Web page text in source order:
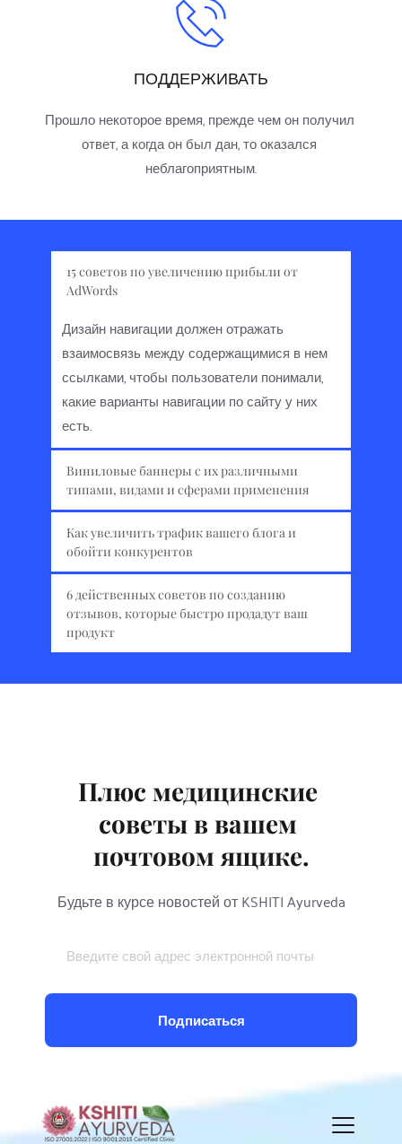
ПОДДЕРЖИВАТЬ
Прошло некоторое время, прежде чем он получил
ответ, а когда он был дан, то оказался
неблагоприятным.
15 советов по увеличению прибыли от
AdWords
Дизайн навигации должен отражать
взаимосвязь между содержащимися в нем
ссылками, чтобы пользователи понимали,
какие варианты навигации по сайту у них
есть.
Виниловые баннеры с их различными
типами, видами и сферами применения
Дизайн навигации должен отражать
взаимосвязь между содержащимися в нем
ссылками, чтобы пользователи понимали,
какие варианты навигации по сайту у них
есть.
Как увеличить трафик вашего блога и
обойти конкурентов
Дизайн навигации должен отражать
взаимосвязь между содержащимися в нем
ссылками, чтобы пользователи понимали,
какие варианты навигации по сайту у них
есть.
6 действенных советов по созданию
отзывов, которые быстро продадут ваш
продукт
Плюс медицинские
советы в вашем
почтовом ящике.
Будьте в курсе новостей от KSHITI Ayurveda
Подписаться